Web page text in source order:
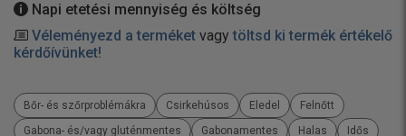
Napi etetési mennyiség és költség
Véleményezd a terméket vagy töltsd ki termék értékelő
kérdőívünket!
Bőr- és szőrproblémákra Csirkehúsos Eledel
Felnőtt
Gabona- és/vagy gluténmentes
Gabonamentes Halas
Idős